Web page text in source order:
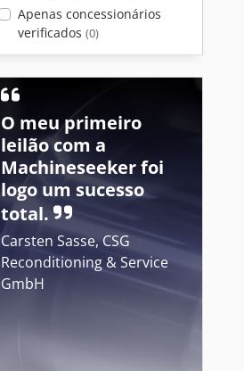
Apenas concessionários
verificados (0)
O meu primeiro
leilão com a
Machineseeker foi
logo um sucesso
total.
Carsten Sasse, CSG
Reconditioning & Service
GmbH